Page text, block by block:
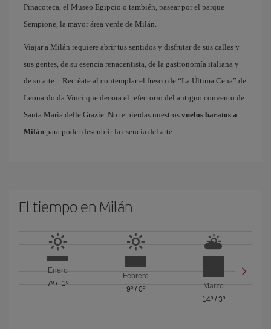
Pinacoteca, el Museo Egipcio o también, pasear por el parque
Sempione, la mayor área verde de Milán.
Viajar a Milán requiere abrir tus sentidos y disfrutar de sus calles y
sus gentes, de su esencia renacentista, de la gastronomía italiana y
de su arte…Recréate al contemplar el fresco de “La Última Cena” de
Leonardo da Vinci que decora el refectorio del antiguo convento de
Santa Maria delle Grazie. No te pierdas nuestros vuelos baratos a
Milán para poder descubrir la esencia del arte.
El tiempo en Milán
Enero
7º/ -1º
Febrero
9º/ 0º
Marzo
14º/ 3º